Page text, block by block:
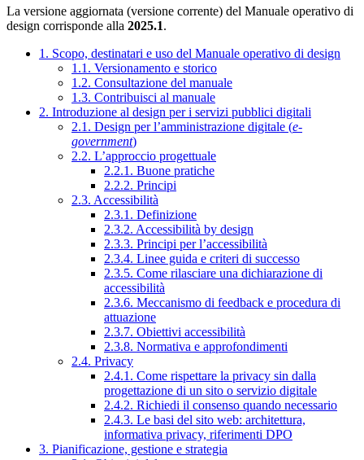
La versione aggiornata (versione corrente) del Manuale operativo di
design corrisponde alla 2025.1.
1. Scopo, destinatari e uso del Manuale operativo di design
1.1. Versionamento e storico
1.2. Consultazione del manuale
1.3. Contribuisci al manuale
2. Introduzione al design per i servizi pubblici digitali
2.1. Design per l’amministrazione digitale (e-
government)
2.2. L’approccio progettuale
2.2.1. Buone pratiche
2.2.2. Principi
2.3. Accessibilità
2.3.1. Definizione
2.3.2. Accessibilità by design
2.3.3. Principi per l’accessibilità
2.3.4. Linee guida e criteri di successo
2.3.5. Come rilasciare una dichiarazione di
accessibilità
2.3.6. Meccanismo di feedback e procedura di
attuazione
2.3.7. Obiettivi accessibilità
2.3.8. Normativa e approfondimenti
2.4. Privacy
2.4.1. Come rispettare la privacy sin dalla
progettazione di un sito o servizio digitale
2.4.2. Richiedi il consenso quando necessario
2.4.3. Le basi del sito web: architettura,
informativa privacy, riferimenti DPO
3. Pianificazione, gestione e strategia